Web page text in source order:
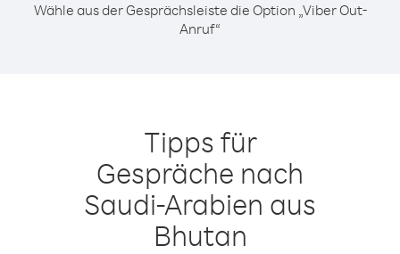
Wähle aus der Gesprächsleiste die Option „Viber Out-
Anruf“
Tipps für
Gespräche nach
Saudi-Arabien aus
Bhutan